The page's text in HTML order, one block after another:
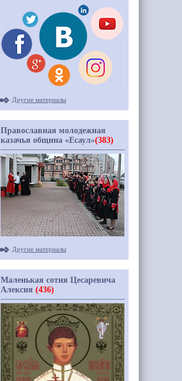
Другие материалы
Православная молодежная
казачья община «Есаул»(383)
Другие материалы
Маленькая сотня Цесаревича
Алексия (436)